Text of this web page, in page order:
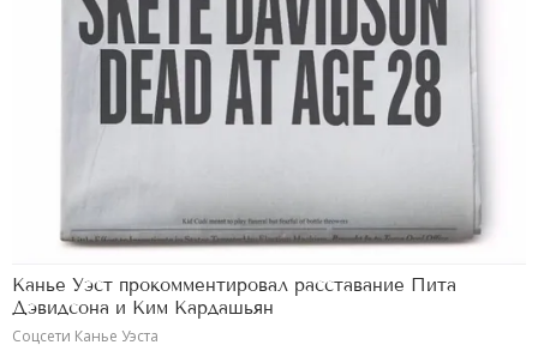
Канье Уэст прокомментировал расставание Пита
Дэвидсона и Ким Кардашьян
Соцсети Канье Уэста